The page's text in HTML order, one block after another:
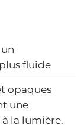
fluide
opaques
une
la lumière.